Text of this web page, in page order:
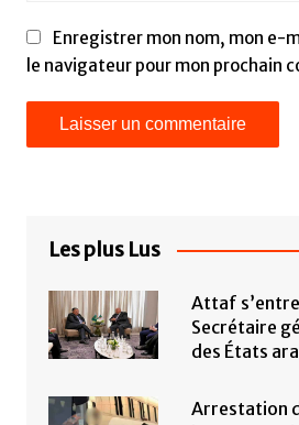
Enregistrer mon nom, mon e-
le navigateur pour mon prochain
Les plus Lus
Attaf
Secrétaire
des États
Arrestation